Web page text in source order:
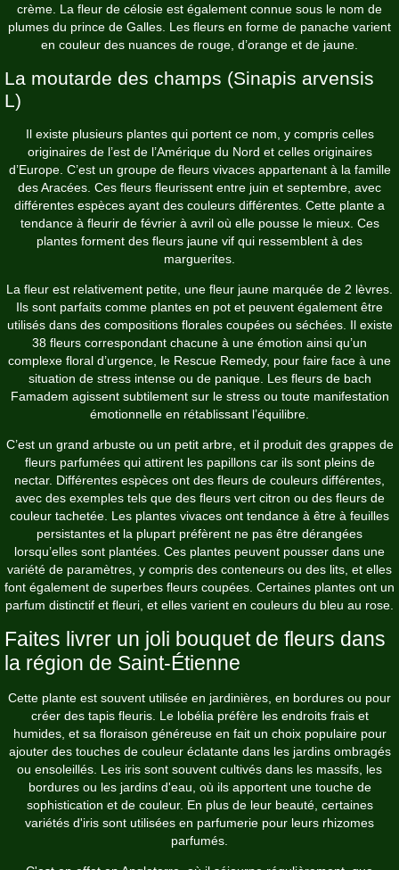
crème. La fleur de célosie est également connue sous le nom de
plumes du prince de Galles. Les fleurs en forme de panache varient
en couleur des nuances de rouge, d’orange et de jaune.
La moutarde des champs (Sinapis arvensis
L)
Il existe plusieurs plantes qui portent ce nom, y compris celles
originaires de l’est de l’Amérique du Nord et celles originaires
d’Europe. C’est un groupe de fleurs vivaces appartenant à la famille
des Aracées. Ces fleurs fleurissent entre juin et septembre, avec
différentes espèces ayant des couleurs différentes. Cette plante a
tendance à fleurir de février à avril où elle pousse le mieux. Ces
plantes forment des fleurs jaune vif qui ressemblent à des
marguerites.
La fleur est relativement petite, une fleur jaune marquée de 2 lèvres.
Ils sont parfaits comme plantes en pot et peuvent également être
utilisés dans des compositions florales coupées ou séchées. Il existe
38 fleurs correspondant chacune à une émotion ainsi qu’un
complexe floral d’urgence, le Rescue Remedy, pour faire face à une
situation de stress intense ou de panique. Les fleurs de bach
Famadem agissent subtilement sur le stress ou toute manifestation
émotionnelle en rétablissant l’équilibre.
C’est un grand arbuste ou un petit arbre, et il produit des grappes de
fleurs parfumées qui attirent les papillons car ils sont pleins de
nectar. Différentes espèces ont des fleurs de couleurs différentes,
avec des exemples tels que des fleurs vert citron ou des fleurs de
couleur tachetée. Les plantes vivaces ont tendance à être à feuilles
persistantes et la plupart préfèrent ne pas être dérangées
lorsqu’elles sont plantées. Ces plantes peuvent pousser dans une
variété de paramètres, y compris des conteneurs ou des lits, et elles
font également de superbes fleurs coupées. Certaines plantes ont un
parfum distinctif et fleuri, et elles varient en couleurs du bleu au rose.
Faites livrer un joli bouquet de fleurs dans
la région de Saint-Étienne
Cette plante est souvent utilisée en jardinières, en bordures ou pour
créer des tapis fleuris. Le lobélia préfère les endroits frais et
humides, et sa floraison généreuse en fait un choix populaire pour
ajouter des touches de couleur éclatante dans les jardins ombragés
ou ensoleillés. Les iris sont souvent cultivés dans les massifs, les
bordures ou les jardins d'eau, où ils apportent une touche de
sophistication et de couleur. En plus de leur beauté, certaines
variétés d'iris sont utilisées en parfumerie pour leurs rhizomes
parfumés.